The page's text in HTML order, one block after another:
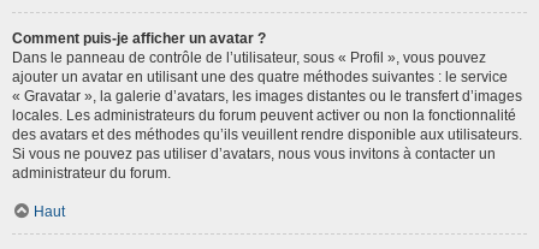
Comment puis-je afficher un avatar ?
Dans le panneau de contrôle de l’utilisateur, sous « Profil », vous pouvez
ajouter un avatar en utilisant une des quatre méthodes suivantes : le service
« Gravatar », la galerie d’avatars, les images distantes ou le transfert d’images
locales. Les administrateurs du forum peuvent activer ou non la fonctionnalité
des avatars et des méthodes qu’ils veuillent rendre disponible aux utilisateurs.
Si vous ne pouvez pas utiliser d’avatars, nous vous invitons à contacter un
administrateur du forum.
Haut